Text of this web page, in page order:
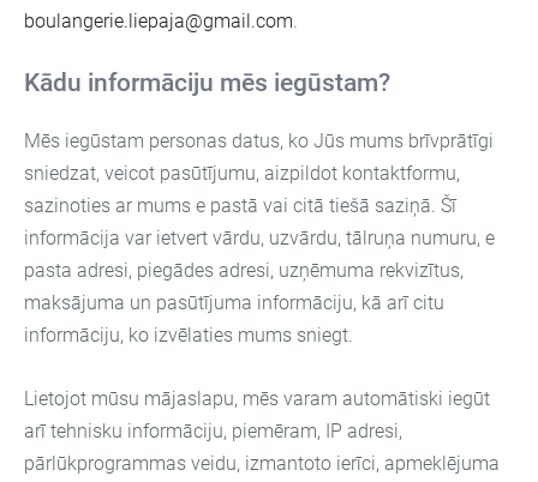
boulangerie.liepaja@gmail.com.
Kādu informāciju mēs iegūstam?
Mēs iegūstam personas datus, ko Jūs mums brīvprātīgi
sniedzat, veicot pasūtījumu, aizpildot kontaktformu,
sazinoties ar mums e pastā vai citā tiešā saziņā. Šī
informācija var ietvert vārdu, uzvārdu, tālruņa numuru, e
pasta adresi, piegādes adresi, uzņēmuma rekvizītus,
maksājuma un pasūtījuma informāciju, kā arī citu
informāciju, ko izvēlaties mums sniegt.
Lietojot mūsu mājaslapu, mēs varam automātiski iegūt
arī tehnisku informāciju, piemēram, IP adresi,
pārlūkprogrammas veidu, izmantoto ierīci, apmeklējuma